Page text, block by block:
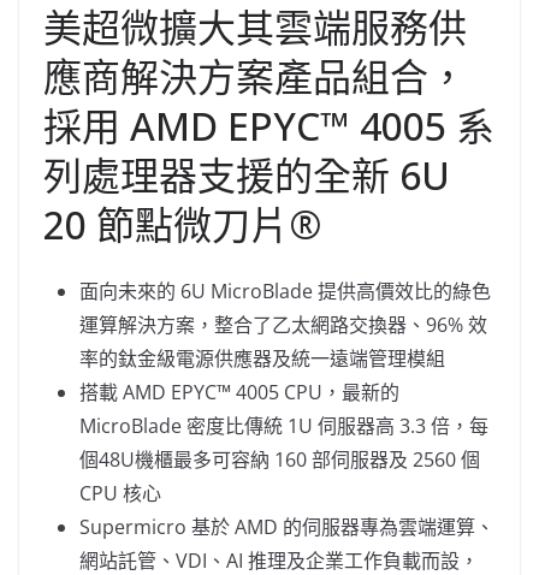
美超微擴大其雲端服務供
應商解決方案產品組合，
採用 AMD EPYC™ 4005 系
列處理器支援的全新 6U
20 節點微刀片®
面向未來的 6U MicroBlade 提供高價效比的綠色
運算解決方案，整合了乙太網路交換器、96% 效
率的鈦金級電源供應器及統一遠端管理模組
搭載 AMD EPYC™ 4005 CPU，最新的
MicroBlade 密度比傳統 1U 伺服器高 3.3 倍，每
個48U機櫃最多可容納 160 部伺服器及 2560 個
CPU 核心
Supermicro 基於 AMD 的伺服器專為雲端運算、
網站託管、VDI、AI 推理及企業工作負載而設，